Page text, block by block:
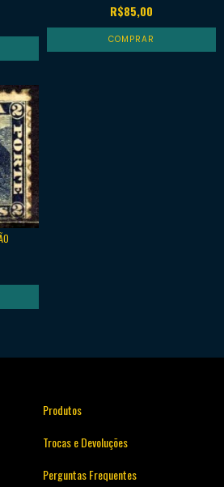
R$85,00
Produtos
Trocas e Devoluções
Perguntas Frequentes